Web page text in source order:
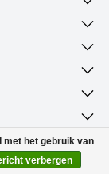
byLightspeed
met het gebruik van
verbergen